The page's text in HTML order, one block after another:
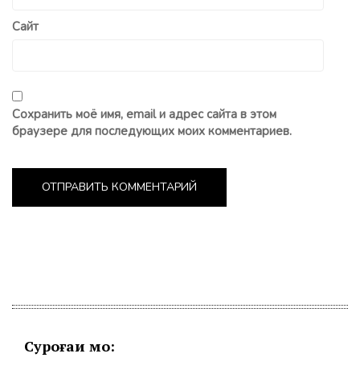
Сайт
Сохранить моё имя, email и адрес сайта в этом
браузере для последующих моих комментариев.
Суроғаи мо: